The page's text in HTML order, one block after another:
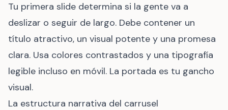
Tu primera slide determina si la gente va a
deslizar o seguir de largo. Debe contener un
título atractivo, un visual potente y una promesa
clara. Usa colores contrastados y una tipografía
legible incluso en móvil. La portada es tu gancho
visual.
La estructura narrativa del carrusel